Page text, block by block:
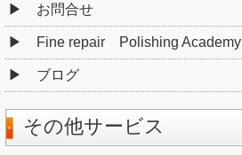
お問合せ
Fine repair Polishing Academy
ブログ
その他サービス